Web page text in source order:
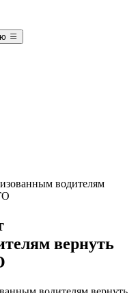
водителям
вернуть